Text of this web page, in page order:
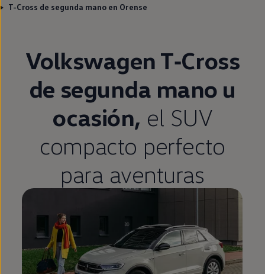
T-Cross de segunda mano en Orense
Volkswagen T‑Cross
de segunda mano u
ocasión, el SUV
compacto perfecto
para aventuras